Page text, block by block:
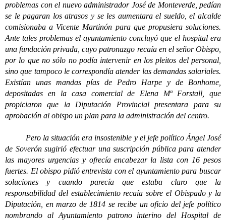
problemas con el nuevo administrador José de Monteverde, pedían
se le pagaran los atrasos y se les aumentara el sueldo, el alcalde
comisionaba a Vicente Martinón para que propusiera soluciones.
Ante tales problemas el ayuntamiento concluyó que el hospital era
una fundación privada, cuyo patronazgo recaía en el señor Obispo,
por lo que no sólo no podía intervenir en los pleitos del personal,
sino que tampoco le correspondía atender las demandas salariales.
Existían unas mandas pías de Pedro Harpe y de Bonhome,
depositadas en la casa comercial de Elena Mª Forstall, que
propiciaron que la Diputación Provincial presentara para su
aprobación al obispo un plan para la administración del centro.
Pero la situación era insostenible y el jefe político Ángel José
de Soverón sugirió efectuar una suscripción pública para atender
las mayores urgencias y ofrecía encabezar la lista con 16 pesos
fuertes. El obispo pidió entrevista con el ayuntamiento para buscar
soluciones y cuando parecía que estaba claro que la
responsabilidad del establecimiento recaía sobre el Obispado y la
Diputación, en marzo de 1814 se recibe un oficio del jefe político
nombrando al Ayuntamiento patrono interino del Hospital de